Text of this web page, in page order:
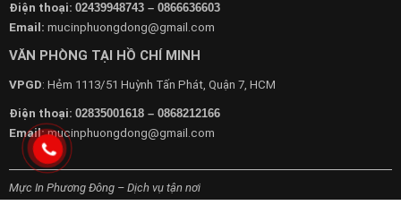
Điện thoại: 02439948743 – 0866636603
Email: mucinphuongdong@gmail.com
VĂN PHÒNG TẠI HỒ CHÍ MINH
VPGD: Hẻm 1113/51 Huỳnh Tấn Phát, Quận 7, HCM
Điện thoại: 02835001618 – 0868212166
Email: mucinphuongdong@gmail.com
Mực In Phương Đông – Dịch vụ tận nơi